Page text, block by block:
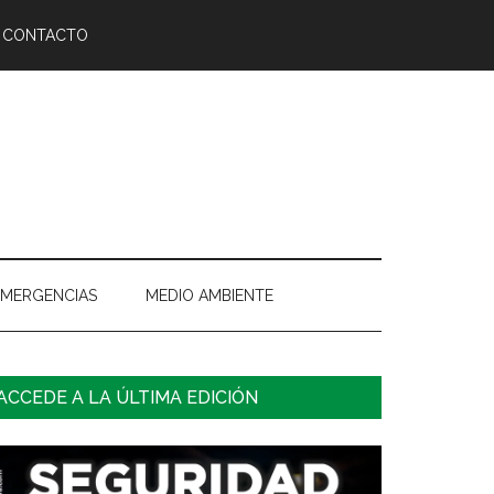
CONTACTO
MEDIO AMBIENTE
A LA ÚLTIMA EDICIÓN